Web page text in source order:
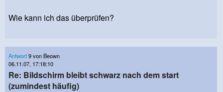
Wie kann ich das überprüfen?
Antwort9 von Beown
06.11.07, 17:18:10
Re: Bildschirm bleibt schwarz nach dem start
(zumindest häufig)